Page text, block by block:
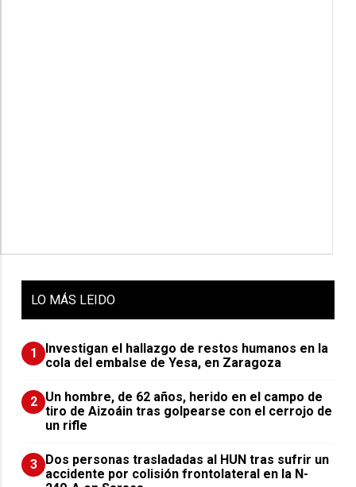
LO MÁS LEIDO
1
Investigan el hallazgo de restos humanos en la
cola del embalse de Yesa, en Zaragoza
2 Un hombre, de 62 años, herido en el campo de
tiro de Aizoáin tras golpearse con el cerrojo de
un rifle
3 ​Dos personas trasladadas al HUN tras sufrir un
accidente por colisión frontolateral en la N-